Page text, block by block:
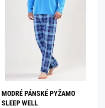
MODRÉ PÁNSKÉ PYŽAMO
SLEEP WELL